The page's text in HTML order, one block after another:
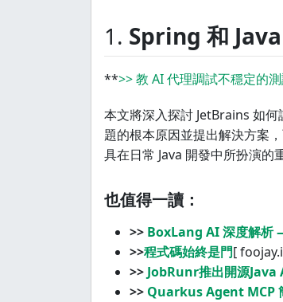
1. Spring 和 Java
**>> 教 AI 代理調試不穩定的
本文將深入探討 JetBrains 如
題的根本原因並提出解決方案
具在日常 Java 開發中所扮演的
也值得一讀：
>> BoxLang AI 深度解析
>>程式碼始終是門[
>> JobRunr推出開源
>> Quarkus Agent MCP